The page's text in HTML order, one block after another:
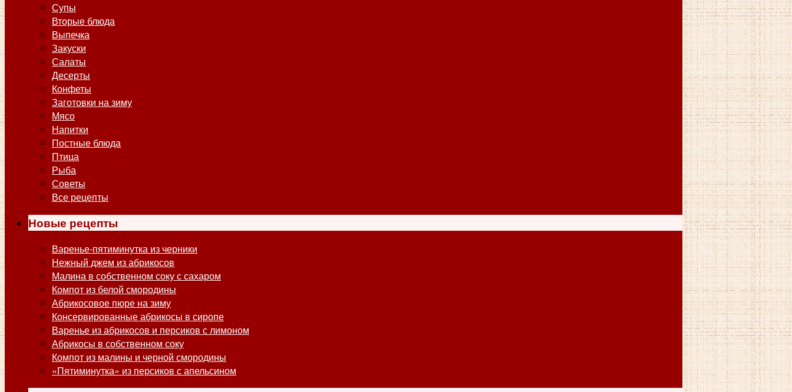
Супы
Вторые блюда
Выпечка
Закуски
Салаты
Десерты
Конфеты
Заготовки на зиму
Мясо
Напитки
Постные блюда
Птица
Рыба
Советы
Все рецепты
Новые рецепты
Варенье-пятиминутка из черники
Нежный джем из абрикосов
Малина в собственном соку с сахаром
Компот из белой смородины
Абрикосовое пюре на зиму
Консервированные абрикосы в сиропе
Варенье из абрикосов и персиков с лимоном
Абрикосы в собственном соку
Компот из малины и черной смородины
«Пятиминутка» из персиков с апельсином